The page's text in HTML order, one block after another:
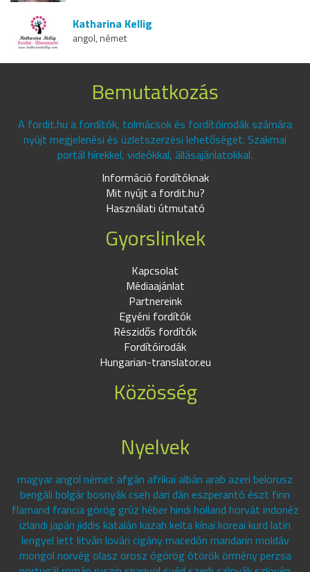
Katharina Kellig
angol, német
Bemutatkozás
A fordit.hu a fordítók, tolmácsok és fordítóirodák számára
nyújt megjelenési és üzletszerzési lehetőséget. Szakmai
portál hírekkel, videókkal, állásajánlatokkal.
Információ fordítóknak
Mit nyújt a fordit.hu?
Használati útmutató
Gyorslinkek
Kapcsolat
Médiaajánlat
Partnereink
Egyéni fordítók
Részidős fordítók
Fordítóirodák
Hungarian-translator.eu
Közösség
Nyelvek
magyar angol német afgán afrikai albán arab azeri belorusz
bengáli bolgár bosnyák cseh dari dán eszperantó észt finn
flamand francia görög grúz héber hindi holland horvát indonéz
izlandi japán jiddis katalán kazah kelta kínai koreai kurd latin
lengyel lett litván lovári cigány macedón mandarin moldáv
mongol norvég olasz orosz ógörög ótörök örmény perzsa